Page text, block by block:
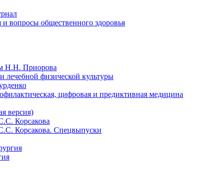
вопросы общественного здоровья
Н.Н. Приорова
лечебной физической культуры
цифровая и предиктивная медицина
версия)
Корсакова
Корсакова. Спецвыпуски